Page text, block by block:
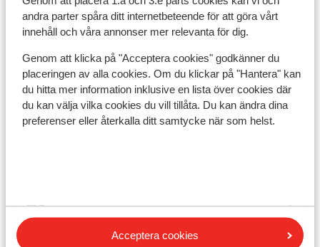
andra parter spåra ditt internetbeteende för att göra vårt
innehåll och våra annonser mer relevanta för dig.
Genom att klicka på "Acceptera cookies" godkänner du
placeringen av alla cookies. Om du klickar på "Hantera" kan
du hitta mer information inklusive en lista över cookies där
du kan välja vilka cookies du vill tillåta. Du kan ändra dina
preferenser eller återkalla ditt samtycke när som helst.
Acceptera cookies
Avstånd till pist zillertal arena är ca 2500 m
Avstånd till skidbuss ca 150 m
Avstånd till skidlift achterbahn 1 är ca 2700 m
Lugnt läge
Liftkort/Utrustning/Skidskola
Liftkort
Utrustning